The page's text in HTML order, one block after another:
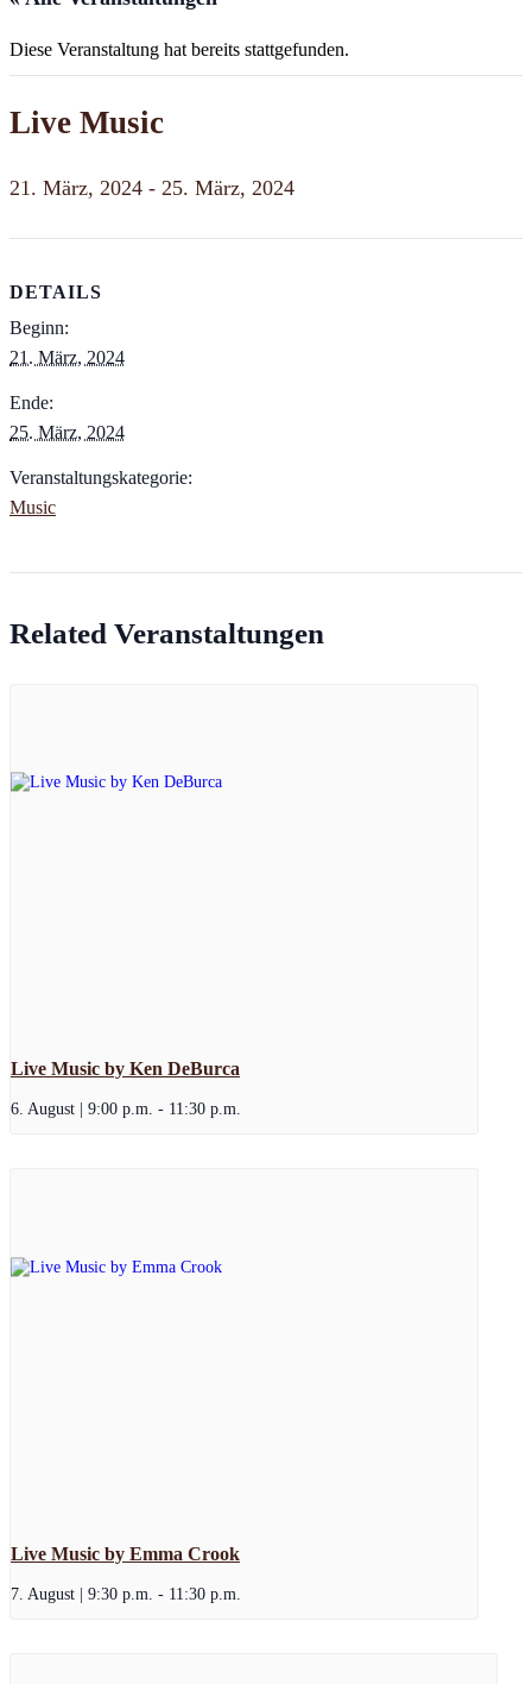
Diese Veranstaltung hat bereits stattgefunden.
Live Music
21. März, 2024 - 25. März, 2024
DETAILS
Beginn:
21. März, 2024
Ende:
25. März, 2024
Veranstaltungskategorie:
Music
Related Veranstaltungen
Live Music by Ken DeBurca
6. August | 9:00 p.m. - 11:30 p.m.
Live Music by Emma Crook
7. August | 9:30 p.m. - 11:30 p.m.